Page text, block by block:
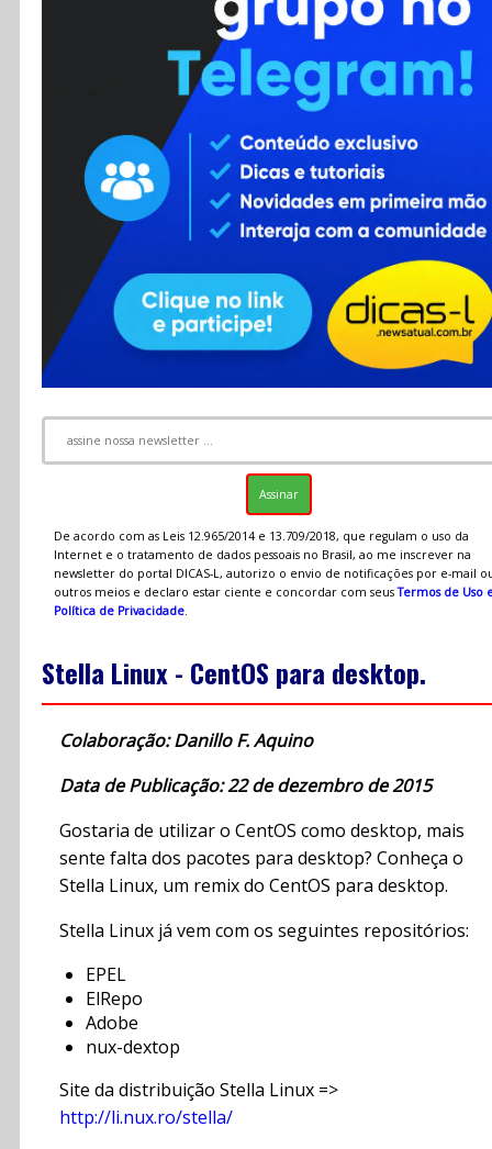
Contato
RSS
De acordo com as Leis 12.965/2014 e 13.709/2018, que regulam o uso da
Internet e o tratamento de dados pessoais no Brasil, ao me inscrever na
newsletter do portal DICAS-L, autorizo o envio de notificações por e-mail
outros meios e declaro estar ciente e concordar com seusTermos de Uso
Política de Privacidade.
Stella Linux - CentOS para desktop.
Colaboração: Danillo F. Aquino
Data de Publicação: 22 de dezembro de 2015
Gostaria de utilizar o CentOS como desktop, mais
sente falta dos pacotes para desktop? Conheça o
Stella Linux, um remix do CentOS para desktop.
Stella Linux já vem com os seguintes repositórios:
EPEL
ElRepo
Adobe
nux-dextop
Site da distribuição Stella Linux =>
http://li.nux.ro/stella/